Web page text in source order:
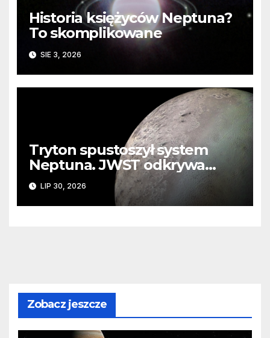
Historia księżyców Neptuna?
To skomplikowane
SIE 3, 2026
Tryton spustoszył system
Neptuna. JWST odkrywa
ślady kosmicznej katastrofy i
zaginionego lodu
LIP 30, 2026
Zobacz jeszcze